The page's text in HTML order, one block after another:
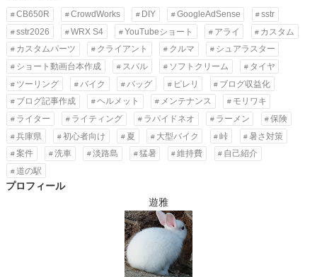
CB650R CrowdWorks DIY GoogleAdSense
sstr
sstr2026
WRX S4 YouTubeショート アライ
カスタム
カスタムパーツ
クライアント クルマ
シュアラスター
ショート動画台本作成
スバル ソフトクリーム
タイヤ
ツーリング
バイク バッグ ピレリ
ブログ収益化
ブログ記事作成
ヘルメット メンテナンス
モリワキ
ライター
ライティング ラパイドネオ ラーメン
保険
兵庫県
初心者向け 夏 大型バイク 峠
暑さ対策
案件
洗車 淡路島 猛暑 維持費
自己紹介
道の駅
プロフィール
遊雅